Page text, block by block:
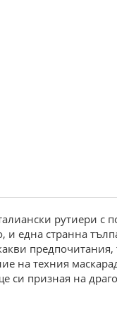
рутиери с
и една странна
на техния
си призная на